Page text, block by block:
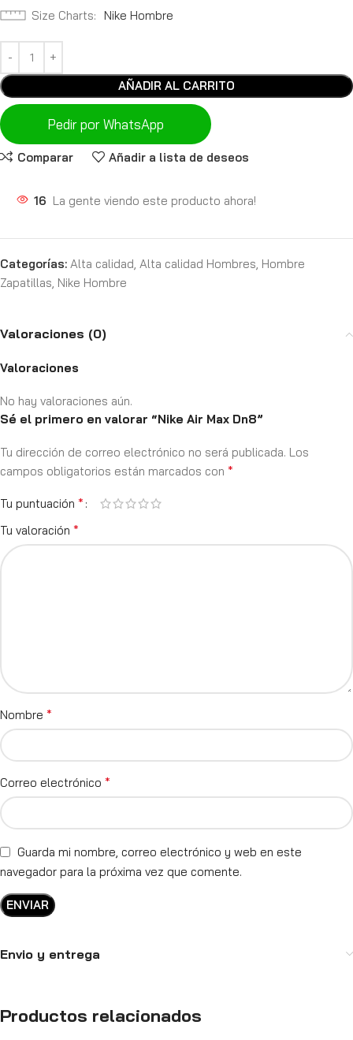
Size Charts Nike Hombre
AÑADIR AL CARRITO
Pedir por WhatsApp
Comparar Añadir a lista de deseos
16 La gente viendo este producto ahora!
Categorías: Alta calidad, Alta calidad Hombres, Hombre
Zapatillas, Nike Hombre
Valoraciones (0)
Valoraciones
No hay valoraciones aún.
Sé el primero en valorar “Nike Air Max Dn8”
Tu dirección de correo electrónico no será publicada. Los
campos obligatorios están marcados con *
Tu puntuación *
Tu valoración *
Nombre *
Correo electrónico *
Guarda mi nombre, correo electrónico y web en este
navegador para la próxima vez que comente.
Envio y entrega
Productos relacionados